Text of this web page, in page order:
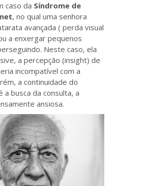
caso da Síndrome de
, no qual uma senhora
avançada ( perda visual
a enxergar pequenos
Neste caso, ela
a percepção (insight) de
incompatível com a
a continuidade do
a busca da consulta, a
ansiosa.